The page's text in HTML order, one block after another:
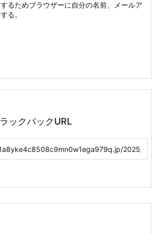
るためブラウザーに自分の名前、メールア
る。
ックバックURL